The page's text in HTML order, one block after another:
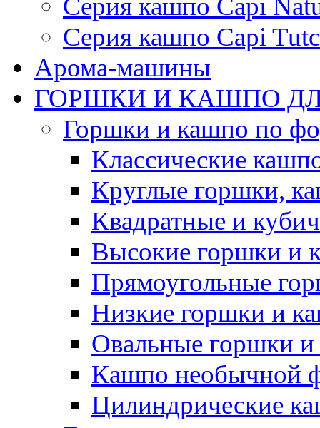
Серия кашпо Capi
Серия кашпо Capi
Арома-машины
ГОРШКИ И КАШПО
Горшки и кашпо по
Классические
Круглые горшки,
Квадратные и
Высокие горшки и
Прямоугольные
Низкие горшки и
Овальные горшки
Кашпо необычной
Цилиндрические